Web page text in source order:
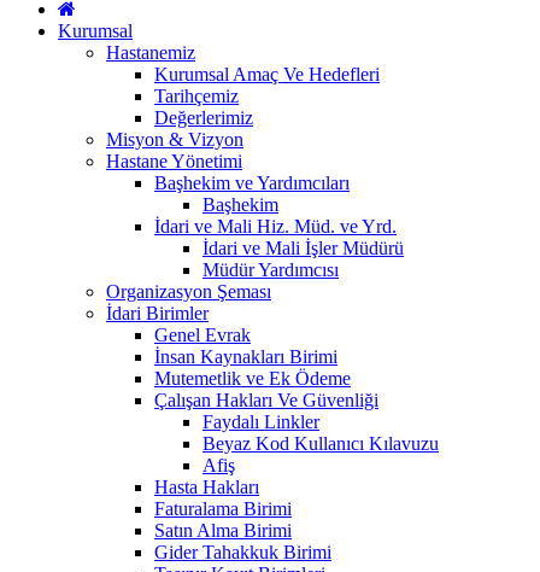
Kurumsal
Hastanemiz
Kurumsal Amaç Ve Hedefleri
Tarihçemiz
Değerlerimiz
Misyon & Vizyon
Hastane Yönetimi
Başhekim ve Yardımcıları
Başhekim
İdari ve Mali Hiz. Müd. ve Yrd.
İdari ve Mali İşler Müdürü
Müdür Yardımcısı
Organizasyon Şeması
İdari Birimler
Genel Evrak
İnsan Kaynakları Birimi
Mutemetlik ve Ek Ödeme
Çalışan Hakları Ve Güvenliği
Faydalı Linkler
Beyaz Kod Kullanıcı Kılavuzu
Afiş
Hasta Hakları
Faturalama Birimi
Satın Alma Birimi
Gider Tahakkuk Birimi